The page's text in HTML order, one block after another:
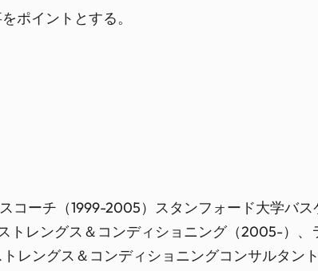
ポイントとする。
コーチ（1999-2005）スタンフォード大学バ
レングス＆コンディショニング（2005-）、
レングス＆コンディショニングコンサルタン